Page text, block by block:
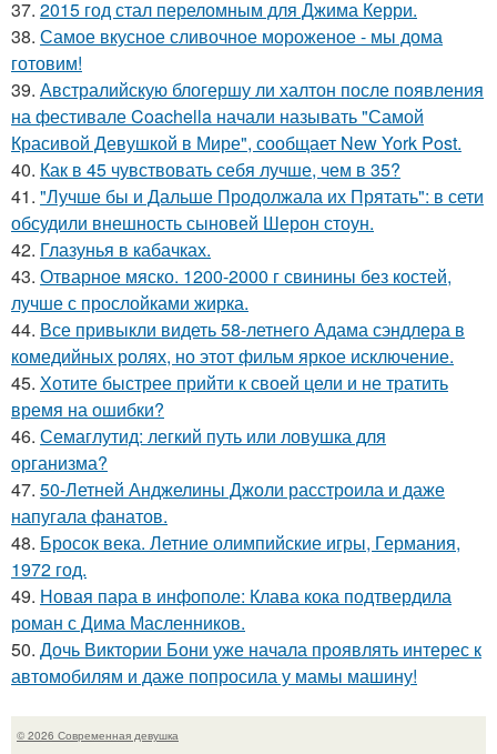
37. 2015 год стал переломным для Джима Керри.
38. Самое вкусное сливочное мороженое - мы дома
готовим!
39. Австралийскую блогершу ли халтон после появления
на фестивале Coachella начали называть "Самой
Красивой Девушкой в Мире", сообщает New York Post.
40. Как в 45 чувствовать себя лучше, чем в 35?
41. "Лучше бы и Дальше Продолжала их Прятать": в сети
обсудили внешность сыновей Шерон стоун.
42. Глазунья в кабачках.
43. Отварное мяско. 1200-2000 г свинины без костей,
лучше с прослойками жирка.
44. Все привыкли видеть 58-летнего Адама сэндлера в
комедийных ролях, но этот фильм яркое исключение.
45. Хотите быстрее прийти к своей цели и не тратить
время на ошибки?
46. Семаглутид: легкий путь или ловушка для
организма?
47. 50-Летней Анджелины Джоли расстроила и даже
напугала фанатов.
48. Бросок века. Летние олимпийские игры, Германия,
1972 год.
49. Новая пара в инфополе: Клава кока подтвердила
роман с Дима Масленников.
50. Дочь Виктории Бони уже начала проявлять интерес к
автомобилям и даже попросила у мамы машину!
© 2026 Современная девушка